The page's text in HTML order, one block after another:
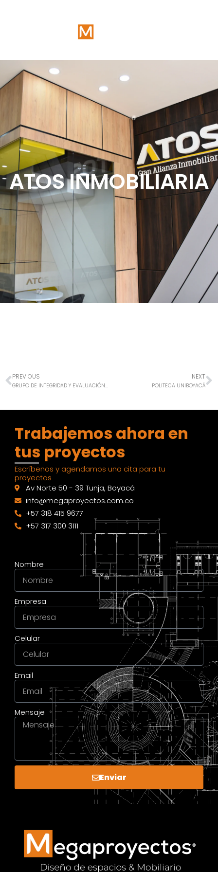
ATOS INMOBILIARIA
PREVIOUS
GRUPO DE INTEGRIDAD Y EVALUACIÓN DE MATERIALES
NEXT
POLITECA UNIBOYACÁ
Nombre
Empresa
Celular
Email
Mensaje
Enviar
Trabajemos ahora en
tus proyectos
Escríbenos y agendamos una cita para tu
proyectos
Av Norte 50 - 39 Tunja, Boyacá
info@megaproyectos.com.co
+57 318 415 9677
+57 317 300 3111